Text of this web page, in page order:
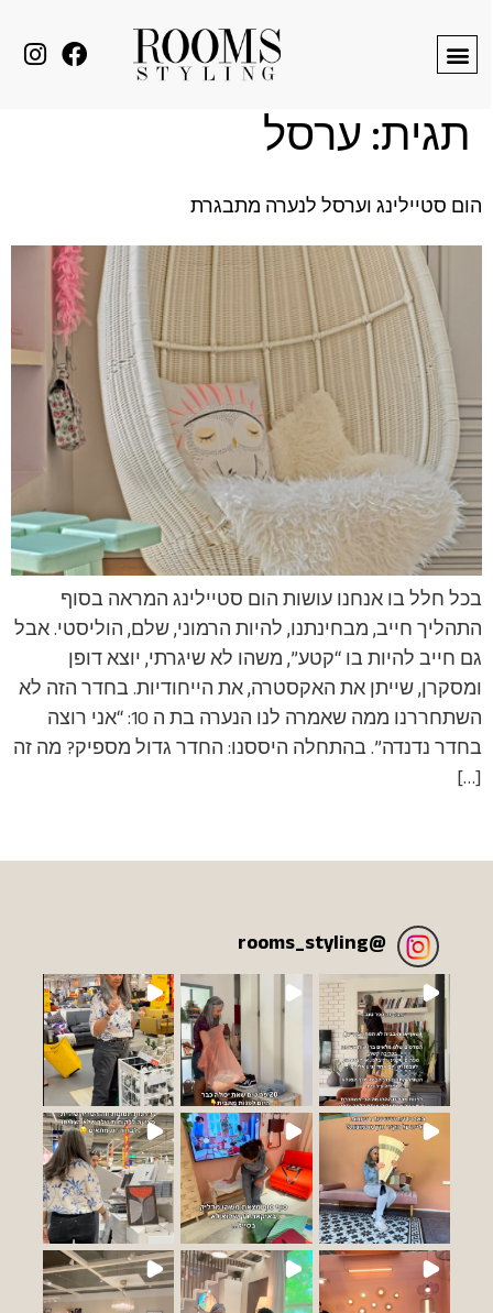
תגית:ערסל
הום סטיילינג וערסל לנערה מתבגרת
בכל חלל בו אנחנו עושות הום סטיילינג המראה בסוף
התהליך חייב, מבחינתנו, להיות הרמוני, שלם, הוליסטי. אבל
גם חייב להיות בו “קטע”, משהו לא שיגרתי, יוצא דופן
ומסקרן, שייתן את האקסטרה, את הייחודיות. בחדר הזה לא
השתחררנו ממה שאמרה לנו הנערה בת ה 10: “אני רוצה
בחדר נדנדה”. בהתחלה היססנו: החדר גדול מספיק? מה זה
[…]
@
rooms_styling